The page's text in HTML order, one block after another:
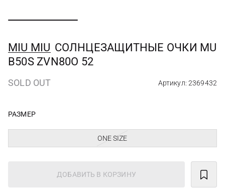
MIU MIU СОЛНЦЕЗАЩИТНЫЕ ОЧКИ MU
B50S ZVN80O 52
SOLD OUT Артикул: 2369432
РАЗМЕР
ONE SIZE
ДОБАВИТЬ В КОРЗИНУ